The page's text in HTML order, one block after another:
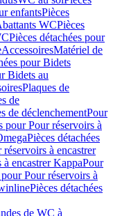
enfantsPièces
WCPièces
Pièces détachées pour
AccessoiresMatériel de
pour Bidets
Bidets au
Plaques de
de
de déclenchementPour
pour Pour réservoirs à
Pièces détachées
réservoirs à encastrer
à encastrer KappaPour
Pour réservoirs à
Pièces détachées
de WC à